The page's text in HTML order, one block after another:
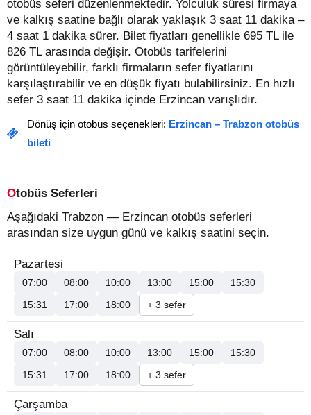
otobüs seferi düzenlenmektedir. Yolculuk süresi firmaya
ve kalkış saatine bağlı olarak yaklaşık 3 saat 11 dakika –
4 saat 1 dakika sürer. Bilet fiyatları genellikle 695 TL ile
826 TL arasında değişir. Otobüs tarifelerini
görüntüleyebilir, farklı firmaların sefer fiyatlarını
karşılaştırabilir ve en düşük fiyatı bulabilirsiniz. En hızlı
sefer 3 saat 11 dakika içinde Erzincan varışlıdır.
Dönüş için otobüs seçenekleri: Erzincan – Trabzon otobüs
bileti
Otobüs Seferleri
Aşağıdaki Trabzon — Erzincan otobüs seferleri
arasından size uygun günü ve kalkış saatini seçin.
Pazartesi
07:00 08:00 10:00 13:00 15:00
15:30
15:31
17:00 18:00 + 3 sefer
Salı
07:00 08:00 10:00 13:00 15:00
15:30
15:31
17:00 18:00 + 3 sefer
Çarşamba